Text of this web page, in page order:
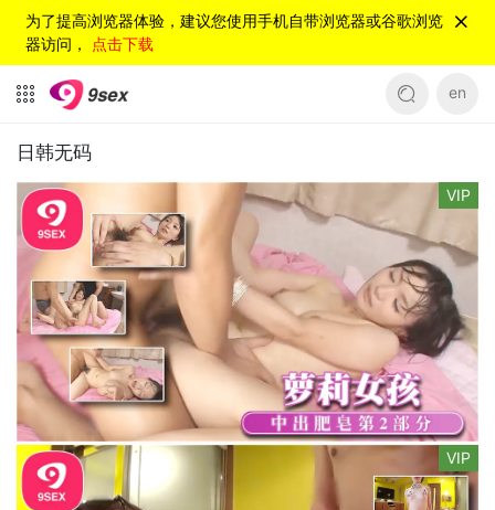
为了提高浏览器体验，建议您使用手机自带浏览器或谷歌浏览
器访问， 点击下载
en
日韩无码
VIP
VIP